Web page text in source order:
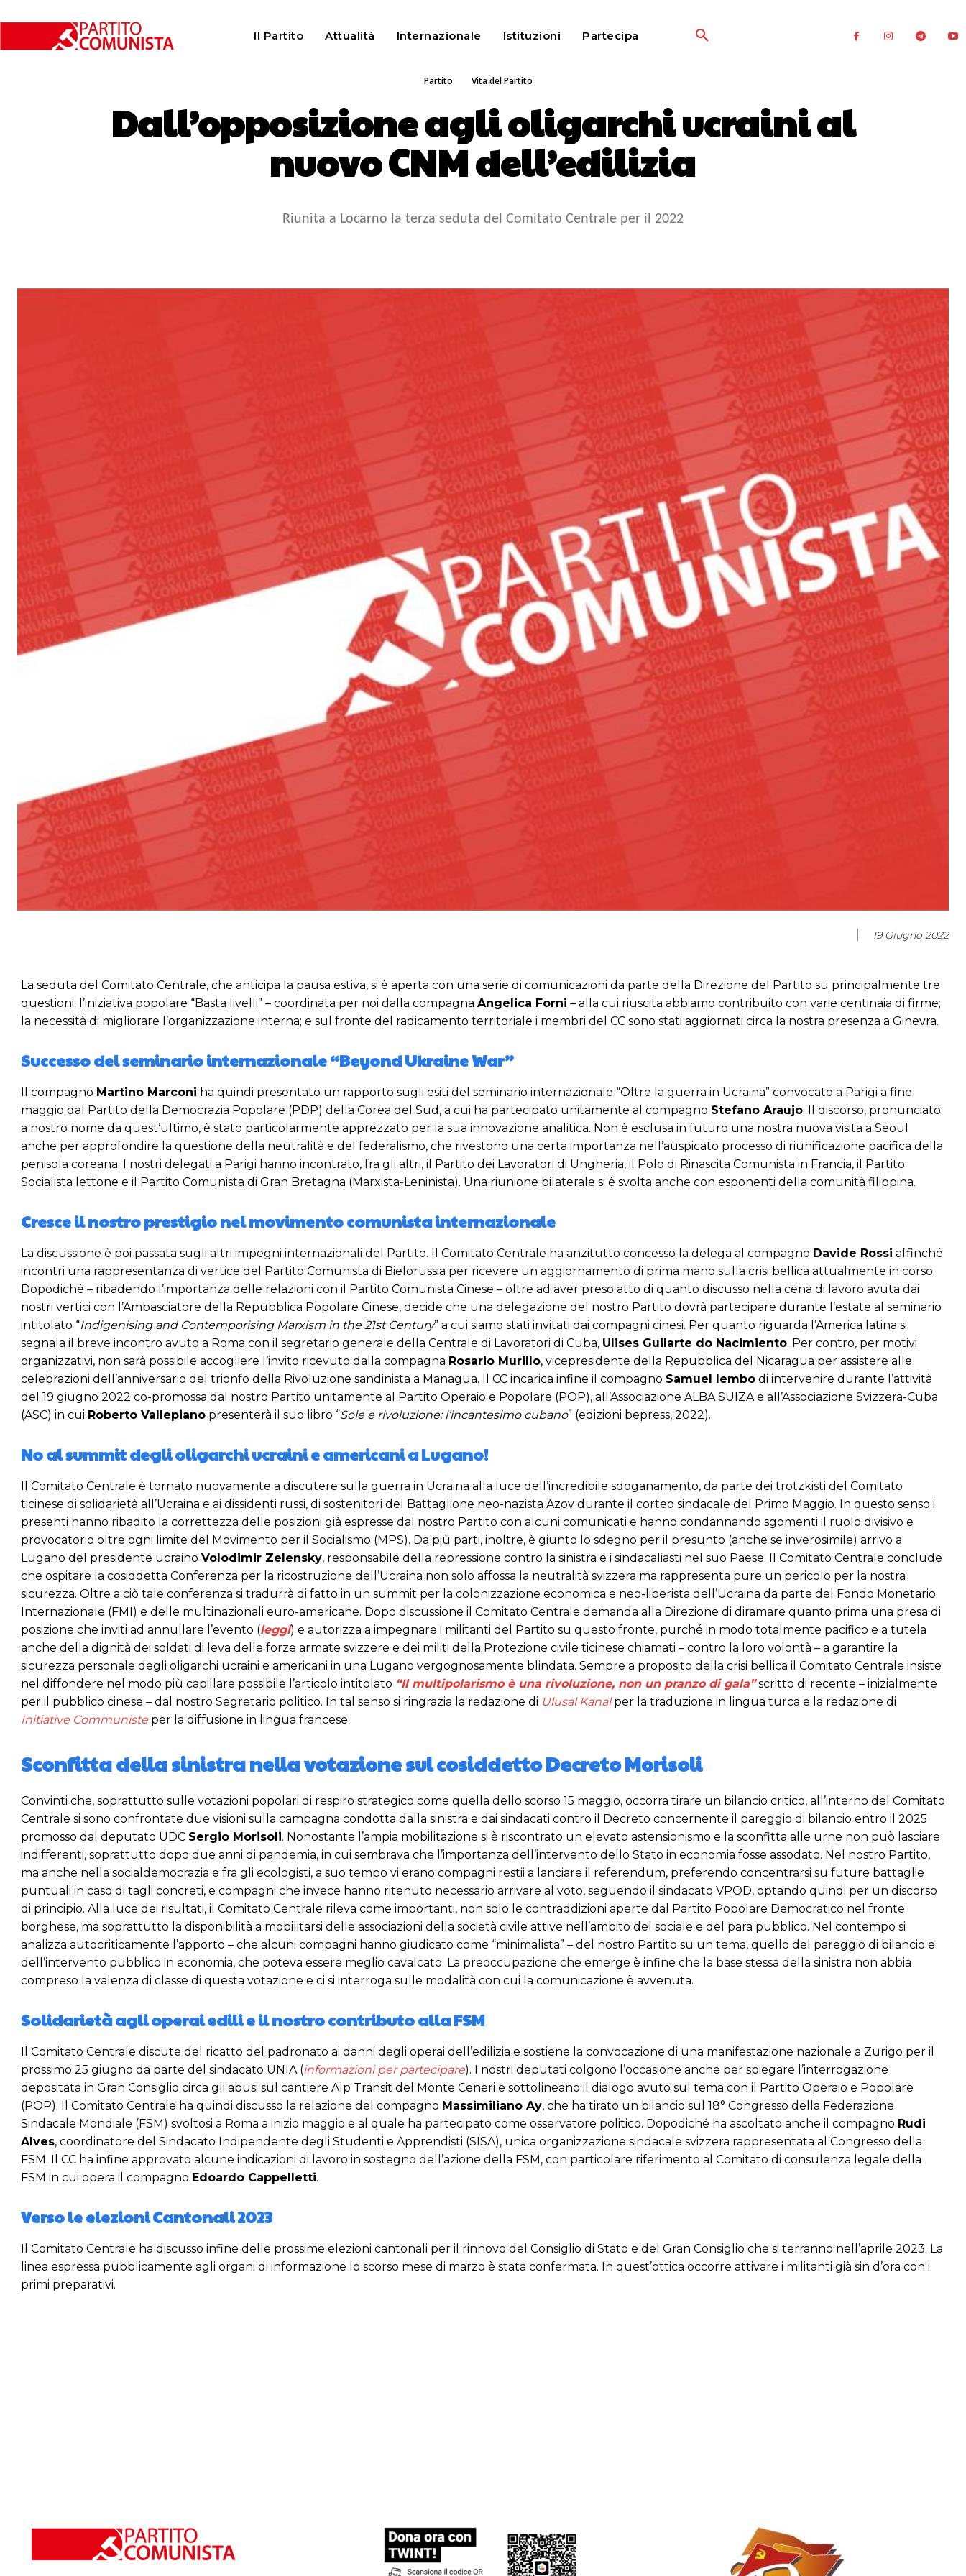
Il Partito Attualità Internazionale Istituzioni Partecipa
Partito Vita del Partito
Dall’opposizione agli oligarchi ucraini al
nuovo CNM dell’edilizia
Riunita a Locarno la terza seduta del Comitato Centrale per il 2022
19 Giugno 2022
La seduta del Comitato Centrale, che anticipa la pausa estiva, si è aperta con una serie di comunicazioni da parte della Direzione del Partito su principalmente tre
questioni: l’iniziativa popolare “Basta livelli” – coordinata per noi dalla compagna Angelica Forni – alla cui riuscita abbiamo contribuito con varie centinaia di firme;
la necessità di migliorare l’organizzazione interna; e sul fronte del radicamento territoriale i membri del CC sono stati aggiornati circa la nostra presenza a Ginevra.
Successo del seminario internazionale “Beyond Ukraine War”
Il compagno Martino Marconi ha quindi presentato un rapporto sugli esiti del seminario internazionale “Oltre la guerra in Ucraina” convocato a Parigi a fine
maggio dal Partito della Democrazia Popolare (PDP) della Corea del Sud, a cui ha partecipato unitamente al compagno Stefano Araujo. Il discorso, pronunciato
a nostro nome da quest’ultimo, è stato particolarmente apprezzato per la sua innovazione analitica. Non è esclusa in futuro una nostra nuova visita a Seoul
anche per approfondire la questione della neutralità e del federalismo, che rivestono una certa importanza nell’auspicato processo di riunificazione pacifica della
penisola coreana. I nostri delegati a Parigi hanno incontrato, fra gli altri, il Partito dei Lavoratori di Ungheria, il Polo di Rinascita Comunista in Francia, il Partito
Socialista lettone e il Partito Comunista di Gran Bretagna (Marxista-Leninista). Una riunione bilaterale si è svolta anche con esponenti della comunità filippina.
Cresce il nostro prestigio nel movimento comunista internazionale
La discussione è poi passata sugli altri impegni internazionali del Partito. Il Comitato Centrale ha anzitutto concesso la delega al compagno Davide Rossi affinché
incontri una rappresentanza di vertice del Partito Comunista di Bielorussia per ricevere un aggiornamento di prima mano sulla crisi bellica attualmente in corso.
Dopodiché – ribadendo l’importanza delle relazioni con il Partito Comunista Cinese – oltre ad aver preso atto di quanto discusso nella cena di lavoro avuta dai
nostri vertici con l’Ambasciatore della Repubblica Popolare Cinese, decide che una delegazione del nostro Partito dovrà partecipare durante l’estate al seminario
intitolato “Indigenising and Contemporising Marxism in the 21st Century” a cui siamo stati invitati dai compagni cinesi. Per quanto riguarda l’America latina si
segnala il breve incontro avuto a Roma con il segretario generale della Centrale di Lavoratori di Cuba, Ulises Guilarte do Nacimiento. Per contro, per motivi
organizzativi, non sarà possibile accogliere l’invito ricevuto dalla compagna Rosario Murillo, vicepresidente della Repubblica del Nicaragua per assistere alle
celebrazioni dell’anniversario del trionfo della Rivoluzione sandinista a Managua. Il CC incarica infine il compagno Samuel Iembo di intervenire durante l’attività
del 19 giugno 2022 co-promossa dal nostro Partito unitamente al Partito Operaio e Popolare (POP), all’Associazione ALBA SUIZA e all’Associazione Svizzera-Cuba
(ASC) in cui Roberto Vallepiano presenterà il suo libro “Sole e rivoluzione: l’incantesimo cubano” (edizioni bepress, 2022).
No al summit degli oligarchi ucraini e americani a Lugano!
Il Comitato Centrale è tornato nuovamente a discutere sulla guerra in Ucraina alla luce dell’incredibile sdoganamento, da parte dei trotzkisti del Comitato
ticinese di solidarietà all’Ucraina e ai dissidenti russi, di sostenitori del Battaglione neo-nazista Azov durante il corteo sindacale del Primo Maggio. In questo senso i
presenti hanno ribadito la correttezza delle posizioni già espresse dal nostro Partito con alcuni comunicati e hanno condannando sgomenti il ruolo divisivo e
provocatorio oltre ogni limite del Movimento per il Socialismo (MPS). Da più parti, inoltre, è giunto lo sdegno per il presunto (anche se inverosimile) arrivo a
Lugano del presidente ucraino Volodimir Zelensky, responsabile della repressione contro la sinistra e i sindacaliasti nel suo Paese. Il Comitato Centrale conclude
che ospitare la cosiddetta Conferenza per la ricostruzione dell’Ucraina non solo affossa la neutralità svizzera ma rappresenta pure un pericolo per la nostra
sicurezza. Oltre a ciò tale conferenza si tradurrà di fatto in un summit per la colonizzazione economica e neo-liberista dell’Ucraina da parte del Fondo Monetario
Internazionale (FMI) e delle multinazionali euro-americane. Dopo discussione il Comitato Centrale demanda alla Direzione di diramare quanto prima una presa di
posizione che inviti ad annullare l’evento (leggi) e autorizza a impegnare i militanti del Partito su questo fronte, purché in modo totalmente pacifico e a tutela
anche della dignità dei soldati di leva delle forze armate svizzere e dei militi della Protezione civile ticinese chiamati – contro la loro volontà – a garantire la
sicurezza personale degli oligarchi ucraini e americani in una Lugano vergognosamente blindata. Sempre a proposito della crisi bellica il Comitato Centrale insiste
nel diffondere nel modo più capillare possibile l’articolo intitolato “Il multipolarismo è una rivoluzione, non un pranzo di gala”scritto di recente – inizialmente
per il pubblico cinese – dal nostro Segretario politico. In tal senso si ringrazia la redazione di Ulusal Kanalper la traduzione in lingua turca e la redazione di
Initiative Communiste per la diffusione in lingua francese.
Sconfitta della sinistra nella votazione sul cosiddetto Decreto Morisoli
Convinti che, soprattutto sulle votazioni popolari di respiro strategico come quella dello scorso 15 maggio, occorra tirare un bilancio critico, all’interno del Comitato
Centrale si sono confrontate due visioni sulla campagna condotta dalla sinistra e dai sindacati contro il Decreto concernente il pareggio di bilancio entro il 2025
promosso dal deputato UDC Sergio Morisoli. Nonostante l’ampia mobilitazione si è riscontrato un elevato astensionismo e la sconfitta alle urne non può lasciare
indifferenti, soprattutto dopo due anni di pandemia, in cui sembrava che l’importanza dell’intervento dello Stato in economia fosse assodato. Nel nostro Partito,
ma anche nella socialdemocrazia e fra gli ecologisti, a suo tempo vi erano compagni restii a lanciare il referendum, preferendo concentrarsi su future battaglie
puntuali in caso di tagli concreti, e compagni che invece hanno ritenuto necessario arrivare al voto, seguendo il sindacato VPOD, optando quindi per un discorso
di principio. Alla luce dei risultati, il Comitato Centrale rileva come importanti, non solo le contraddizioni aperte dal Partito Popolare Democratico nel fronte
borghese, ma soprattutto la disponibilità a mobilitarsi delle associazioni della società civile attive nell’ambito del sociale e del para pubblico. Nel contempo si
analizza autocriticamente l’apporto – che alcuni compagni hanno giudicato come “minimalista” – del nostro Partito su un tema, quello del pareggio di bilancio e
dell’intervento pubblico in economia, che poteva essere meglio cavalcato. La preoccupazione che emerge è infine che la base stessa della sinistra non abbia
compreso la valenza di classe di questa votazione e ci si interroga sulle modalità con cui la comunicazione è avvenuta.
Solidarietà agli operai edili e il nostro contributo alla FSM
Il Comitato Centrale discute del ricatto del padronato ai danni degli operai dell’edilizia e sostiene la convocazione di una manifestazione nazionale a Zurigo per il
prossimo 25 giugno da parte del sindacato UNIA (informazioni per partecipare). I nostri deputati colgono l’occasione anche per spiegare l’interrogazione
depositata in Gran Consiglio circa gli abusi sul cantiere Alp Transit del Monte Ceneri e sottolineano il dialogo avuto sul tema con il Partito Operaio e Popolare
(POP). Il Comitato Centrale ha quindi discusso la relazione del compagno Massimiliano Ay, che ha tirato un bilancio sul 18° Congresso della Federazione
Sindacale Mondiale (FSM) svoltosi a Roma a inizio maggio e al quale ha partecipato come osservatore politico. Dopodiché ha ascoltato anche il compagno Rudi
Alves, coordinatore del Sindacato Indipendente degli Studenti e Apprendisti (SISA), unica organizzazione sindacale svizzera rappresentata al Congresso della
FSM. Il CC ha infine approvato alcune indicazioni di lavoro in sostegno dell’azione della FSM, con particolare riferimento al Comitato di consulenza legale della
FSM in cui opera il compagno Edoardo Cappelletti.
Verso le elezioni Cantonali 2023
Il Comitato Centrale ha discusso infine delle prossime elezioni cantonali per il rinnovo del Consiglio di Stato e del Gran Consiglio che si terranno nell’aprile 2023. La
linea espressa pubblicamente agli organi di informazione lo scorso mese di marzo è stata confermata. In quest’ottica occorre attivare i militanti già sin d’ora con i
primi preparativi.